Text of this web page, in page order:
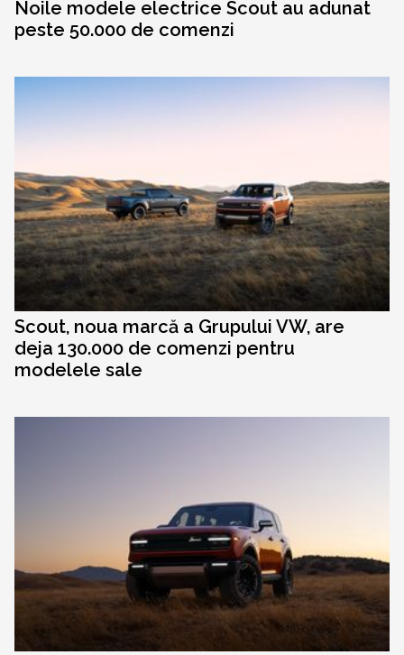
Noile modele electrice Scout au adunat
peste 50.000 de comenzi
Scout, noua marcă a Grupului VW, are
deja 130.000 de comenzi pentru
modelele sale